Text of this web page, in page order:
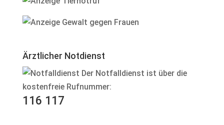
Ärztlicher Notdienst
Der Notfalldienst ist über die
kostenfreie Rufnummer:
116 117